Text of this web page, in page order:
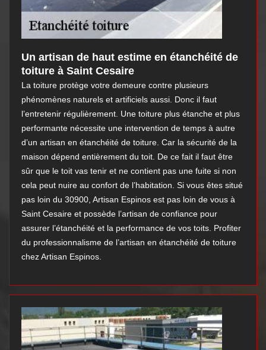
Un artisan de haut estime en étanchéité de
toiture à Saint Cesaire
La toiture protège votre demeure contre plusieurs
phénomènes naturels et artificiels aussi. Donc il faut
l’entretenir régulièrement. Une toiture plus étanche et plus
performante nécessite une intervention de temps à autre
d’un artisan en étanchéité de toiture. Car la sécurité de la
maison dépend entièrement du toit. De ce fait il faut être
sûr que le toit vas tenir et ne contient pas une fuite si non
cela peut nuire au confort de l’habitation. Si vous êtes situé
pas loin du 30900, Artisan Espinos est pas loin de vous à
Saint Cesaire et possède l’artisan de confiance pour
assurer l’étanchéité et la performance de vos toits. Profiter
du professionnalisme de l’artisan en étanchéité de toiture
chez Artisan Espinos.